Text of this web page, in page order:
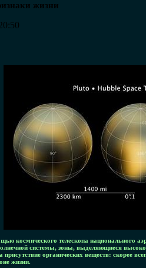
жизни
космического телескопа национального
системы, зоны, выделяющиеся
органических веществ: скорее
жизни.